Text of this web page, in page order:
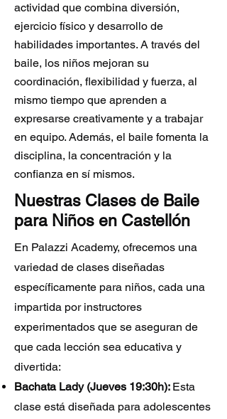
actividad que combina diversión,
ejercicio físico y desarrollo de
habilidades importantes. A través del
baile, los niños mejoran su
coordinación, flexibilidad y fuerza, al
mismo tiempo que aprenden a
expresarse creativamente y a trabajar
en equipo. Además, el baile fomenta la
disciplina, la concentración y la
confianza en sí mismos.
Nuestras Clases de Baile
para Niños en Castellón
En Palazzi Academy, ofrecemos una
variedad de clases diseñadas
específicamente para niños, cada una
impartida por instructores
experimentados que se aseguran de
que cada lección sea educativa y
divertida:
Bachata Lady (Jueves 19:30h): Esta
clase está diseñada para adolescentes